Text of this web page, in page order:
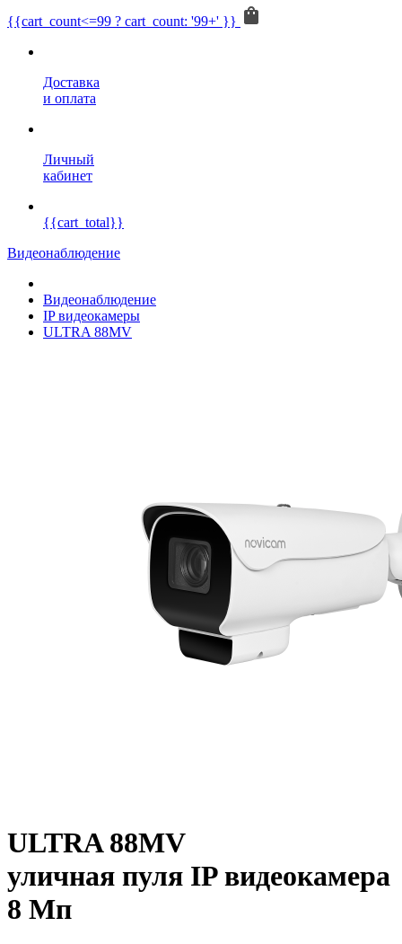
{{cart_count<=99 ? cart_count: '99+' }}
Доставка
и оплата
Личный
кабинет
{{cart_total}}
Видеонаблюдение
Видеонаблюдение
IP видеокамеры
ULTRA 88MV
ULTRA 88MV
уличная пуля IP видеокамера
8 Мп